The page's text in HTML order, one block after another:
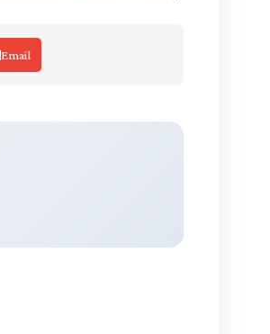
Email